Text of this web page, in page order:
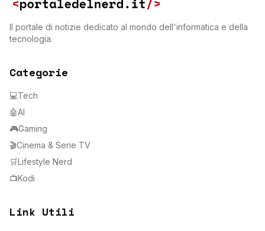
Il portale di notizie dedicato al mondo dell'informatica e della
tecnologia.
Categorie
💻Tech
🤖AI
🎮Gaming
🎬Cinema & Serie TV
🛒Lifestyle Nerd
📺Kodi
Link Utili